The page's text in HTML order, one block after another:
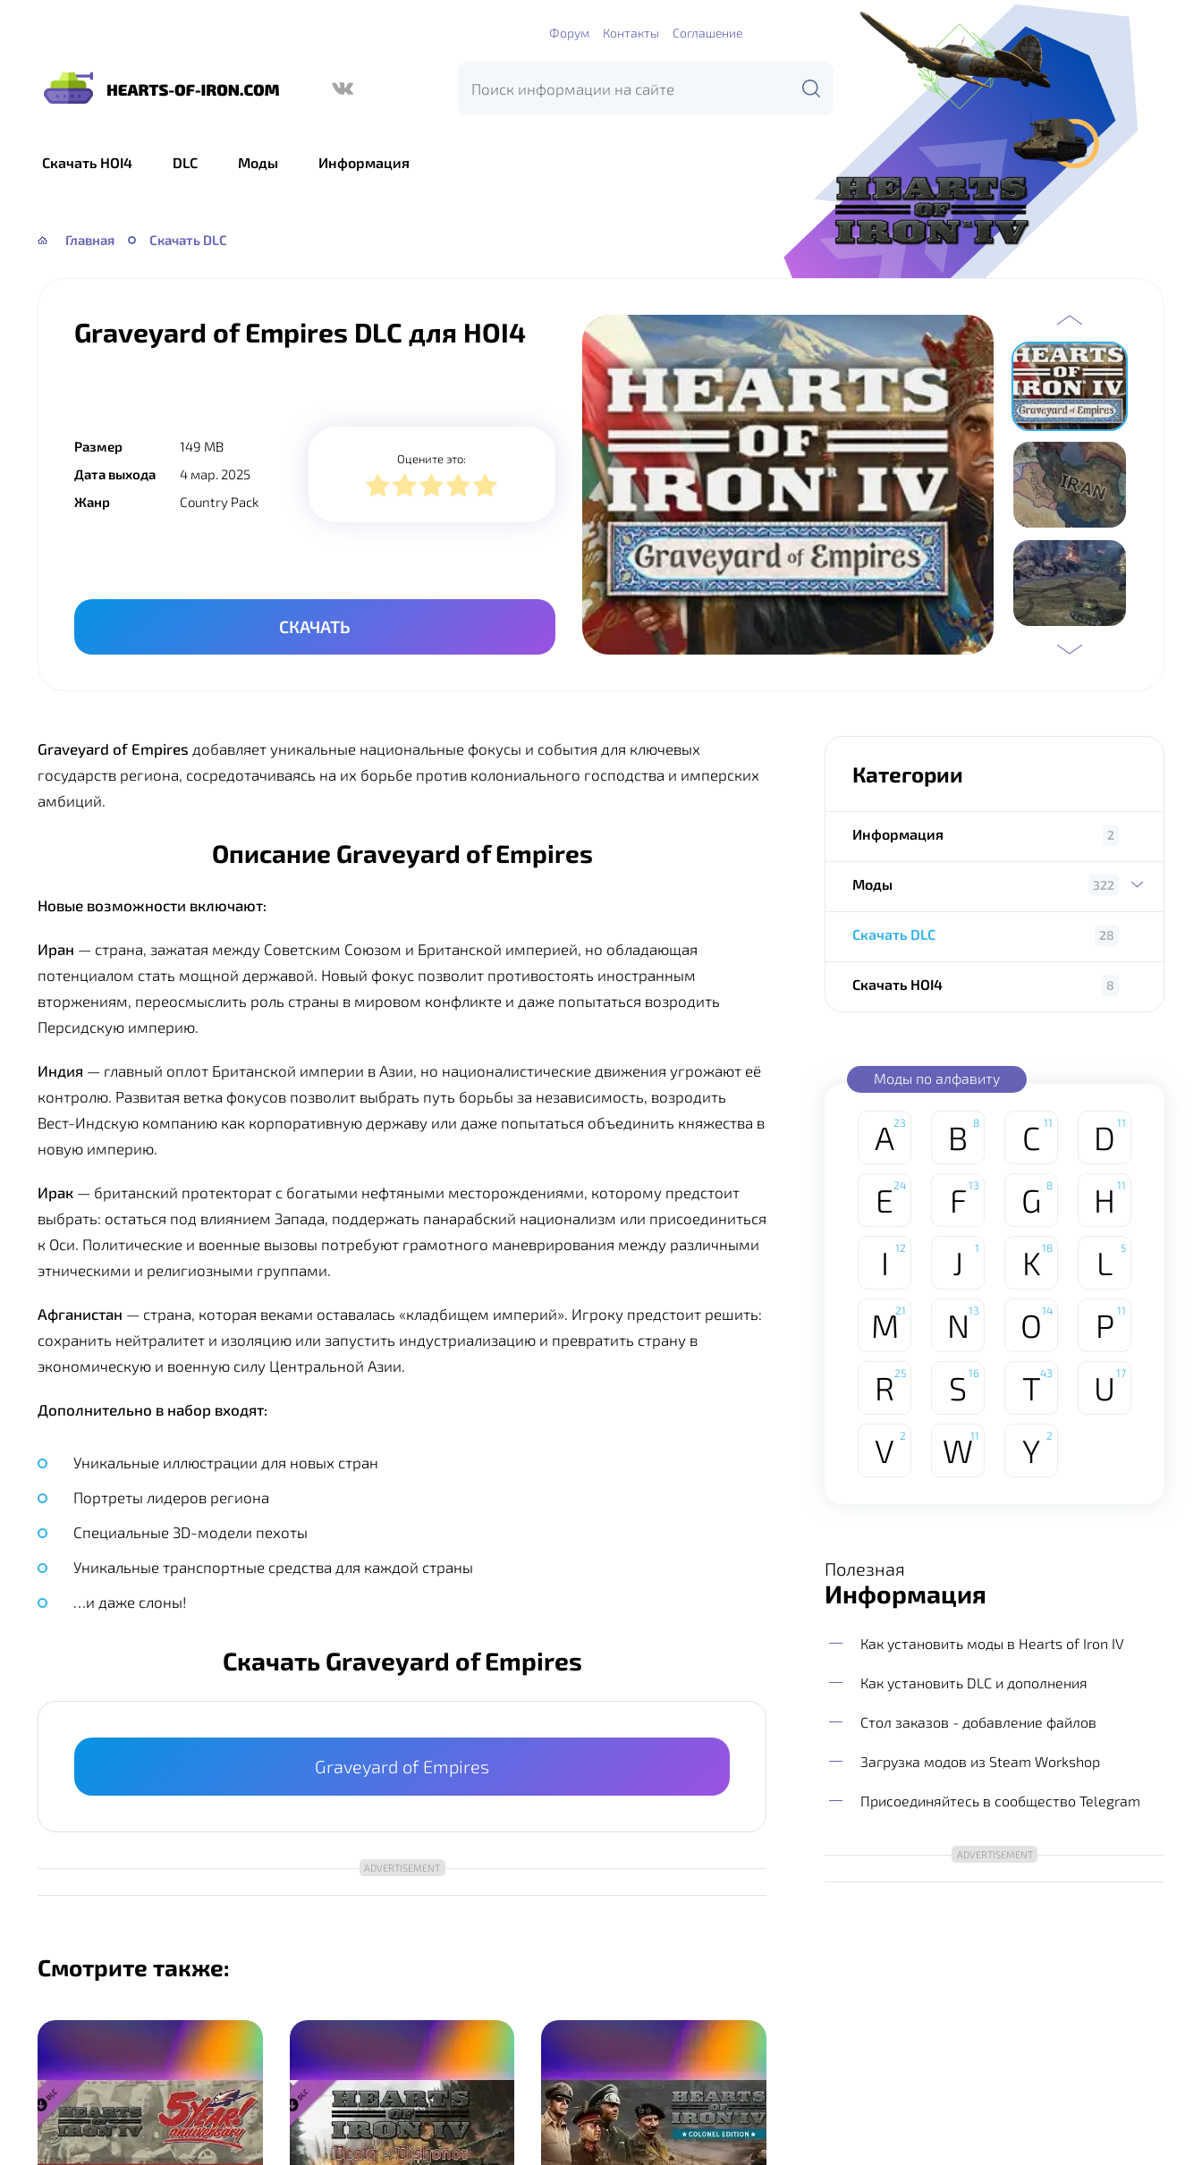
Форум Контакты Соглашение
Hearts
Скачать HOI4 DLC Моды Информация
Главная Скачать DLC
Graveyard of Empires DLC для HOI4
Размер
149 MB
Дата выхода
4 мар. 2025
Жанр
Country Pack
Оцените это:
СКАЧАТЬ
Graveyard of Empires добавляет уникальные национальные фокусы и события для ключевых
государств региона, сосредотачиваясь на их борьбе против колониального господства и имперских
амбиций.
Описание Graveyard of Empires
Новые возможности включают:
Иран — страна, зажатая между Советским Союзом и Британской империей, но обладающая
потенциалом стать мощной державой. Новый фокус позволит противостоять иностранным
вторжениям, переосмыслить роль страны в мировом конфликте и даже попытаться возродить
Персидскую империю.
Индия — главный оплот Британской империи в Азии, но националистические движения угрожают её
контролю. Развитая ветка фокусов позволит выбрать путь борьбы за независимость, возродить
Вест-Индскую компанию как корпоративную державу или даже попытаться объединить княжества в
новую империю.
Ирак — британский протекторат с богатыми нефтяными месторождениями, которому предстоит
выбрать: остаться под влиянием Запада, поддержать панарабский национализм или присоединиться
к Оси. Политические и военные вызовы потребуют грамотного маневрирования между различными
этническими и религиозными группами.
Афганистан — страна, которая веками оставалась «кладбищем империй». Игроку предстоит решить:
сохранить нейтралитет и изоляцию или запустить индустриализацию и превратить страну в
экономическую и военную силу Центральной Азии.
Дополнительно в набор входят:
Уникальные иллюстрации для новых стран
Портреты лидеров региона
Специальные 3D-модели пехоты
Уникальные транспортные средства для каждой страны
…и даже слоны!
Скачать Graveyard of Empires
Graveyard of Empires
Смотрите также:
Категории
Информация 2
Моды 322
Скачать DLC 28
Скачать HOI4 8
Моды по алфавиту
A23 B 8 C 11 D 11
E 24 F 13 G 8 H 11
I 12 J 1 K18 L 5
M21 N13 O14 P 11
R 25 S 16 T43 U 17
V 2 W11 Y 2
Полезная
Информация
Как установить моды в Hearts of Iron IV
Как установить DLC и дополнения
Стол заказов - добавление файлов
Загрузка модов из Steam Workshop
Присоединяйтесь в сообщество Telegram